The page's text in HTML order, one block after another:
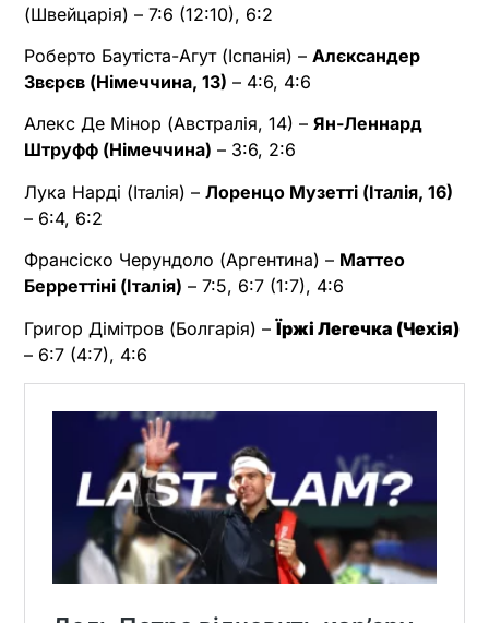
(Швейцарія) – 7:6 (12:10), 6:2
Роберто Баутіста-Агут (Іспанія) – Алєксандер
Звєрєв (Німеччина, 13) – 4:6, 4:6
Алекс Де Мінор (Австралія, 14) – Ян-Леннард
Штруфф (Німеччина) – 3:6, 2:6
Лука Нарді (Італія) – Лоренцо Музетті (Італія, 16)
– 6:4, 6:2
Франсіско Черундоло (Аргентина) – Маттео
Берреттіні (Італія) – 7:5, 6:7 (1:7), 4:6
Григор Дімітров (Болгарія) –Їржі Легечка (Чехія)
– 6:7 (4:7), 4:6